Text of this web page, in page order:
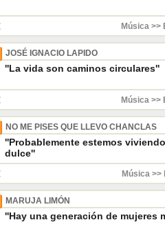
Música >>
JOSÉ IGNACIO LAPIDO
''La vida son caminos circulares''
Música >>
NO ME PISES QUE LLEVO CHANCLAS
''Probablemente estemos
dulce''
Música
MARUJA LIMÓN
''Hay una generación de mujeres